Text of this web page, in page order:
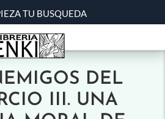
TU BUSQUEDA
DEL
III. UNA